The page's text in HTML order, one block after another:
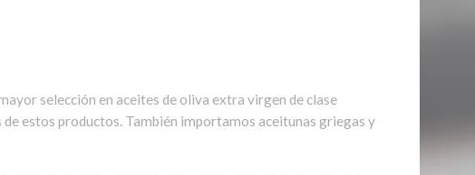
selección en aceites de oliva extra virgen de clase
estos productos. También importamos aceitunas griegas y